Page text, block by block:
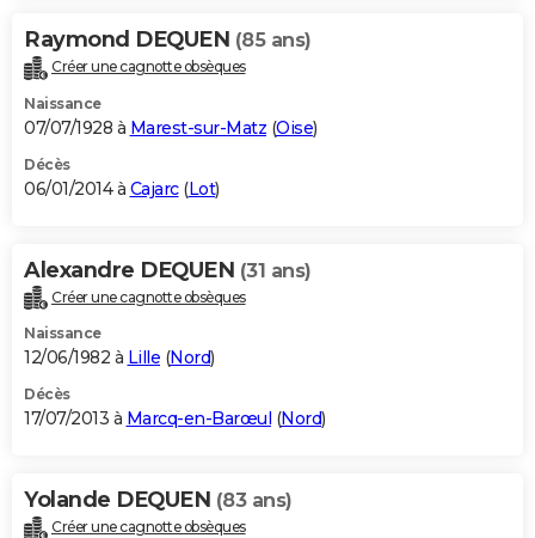
Raymond DEQUEN (85 ans)
Créer une cagnotte obsèques
Naissance
07/07/1928 à Marest-sur-Matz (Oise)
Décès
06/01/2014 à Cajarc(Lot)
Alexandre DEQUEN (31 ans)
Créer une cagnotte obsèques
Naissance
12/06/1982 à Lille (Nord)
Décès
17/07/2013 à Marcq-en-Barœul (Nord)
Yolande DEQUEN (83 ans)
Créer une cagnotte obsèques